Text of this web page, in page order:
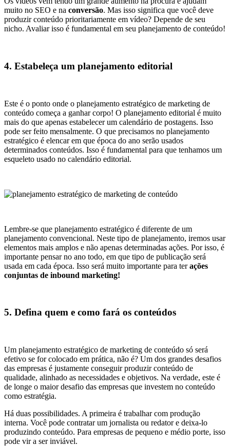
muito no SEO e na conversão. Mas isso significa que você deve
produzir conteúdo prioritariamente em vídeo? Depende de seu
nicho. Avaliar isso é fundamental em seu planejamento de conteúdo!
4. Estabeleça um planejamento editorial
Este é o ponto onde o planejamento estratégico de marketing de
conteúdo começa a ganhar corpo! O planejamento editorial é muito
mais do que apenas estabelecer um calendário de postagens. Isso
pode ser feito mensalmente. O que precisamos no planejamento
estratégico é elencar em que época do ano serão usados
determinados conteúdos. Isso é fundamental para que tenhamos um
esqueleto usado no calendário editorial.
Lembre-se que planejamento estratégico é diferente de um
planejamento convencional. Neste tipo de planejamento, iremos usar
elementos mais amplos e não apenas determinadas ações. Por isso, é
importante pensar no ano todo, em que tipo de publicação será
usada em cada época. Isso será muito importante para terações
conjuntas de inbound marketing!
5. Defina quem e como fará os conteúdos
Um planejamento estratégico de marketing de conteúdo só será
efetivo se for colocado em prática, não é? Um dos grandes desafios
das empresas é justamente conseguir produzir conteúdo de
qualidade, alinhado as necessidades e objetivos. Na verdade, este é
de longe o maior desafio das empresas que investem no conteúdo
como estratégia.
Há duas possibilidades. A primeira é trabalhar com produção
interna. Você pode contratar um jornalista ou redator e deixa-lo
produzindo conteúdo. Para empresas de pequeno e médio porte, isso
pode vir a ser inviável.